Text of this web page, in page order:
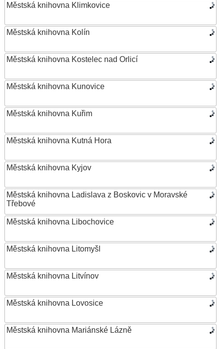
Městská knihovna Klimkovice
Městská knihovna Kolín
Městská knihovna Kostelec nad Orlicí
Městská knihovna Kunovice
Městská knihovna Kuřim
Městská knihovna Kutná Hora
Městská knihovna Kyjov
Městská knihovna Ladislava z Boskovic v Moravské
Třebové
Městská knihovna Libochovice
Městská knihovna Litomyšl
Městská knihovna Litvínov
Městská knihovna Lovosice
Městská knihovna Mariánské Lázně